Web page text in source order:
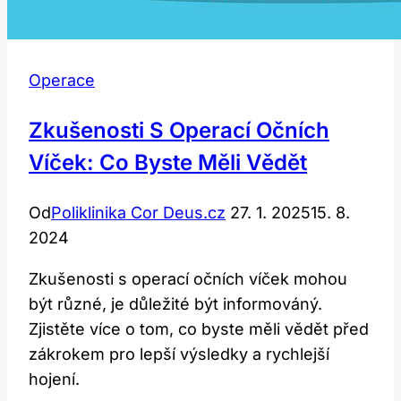
Operace
Zkušenosti S Operací Očních
Víček: Co Byste Měli Vědět
OdPoliklinika Cor Deus.cz 27. 1. 202515. 8.
2024
Zkušenosti s operací očních víček mohou
být různé, je důležité být informováný.
Zjistěte více o tom, co byste měli vědět před
zákrokem pro lepší výsledky a rychlejší
hojení.